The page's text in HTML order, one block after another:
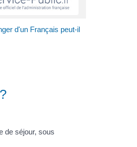
d'un Français peut-il
de séjour, sous